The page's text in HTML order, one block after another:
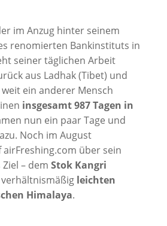
im Anzug hinter seinem
renomierten Bankinstituts in
seiner täglichen Arbeit
aus Ladhak (Tibet) und
ein anderer Mensch
insgesamt 987 Tagen in
nun ein paar Tage und
Noch im August
über sein
– dem Stok Kangri
leichten
Himalaya.